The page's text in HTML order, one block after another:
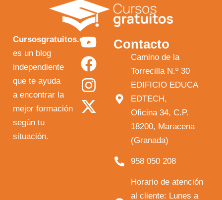
Cursosgratuitos.es
es un blog
independiente
que te ayuda
a encontrar la
mejor formación
según tu
situación.
Y
o
u
t
u
F
a
c
e
b
I
n
s
t
a
X
-
t
w
i
Contacto
Camino de la
Torrecilla N.º 30
EDIFICIO EDUCA
EDTECH,
Oficina 34, C.P.
18200, Maracena
(Granada)
958 050 208
Horario de atención
al cliente: Lunes a